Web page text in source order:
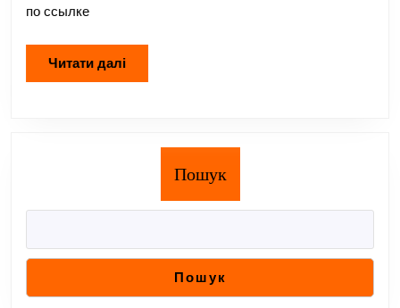
по ссылке
Читати даліЧитати
далі
Пошук
Пошук